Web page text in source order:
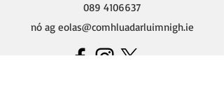
089 4106637
nó ag eolas@comhluadarluimnigh.ie